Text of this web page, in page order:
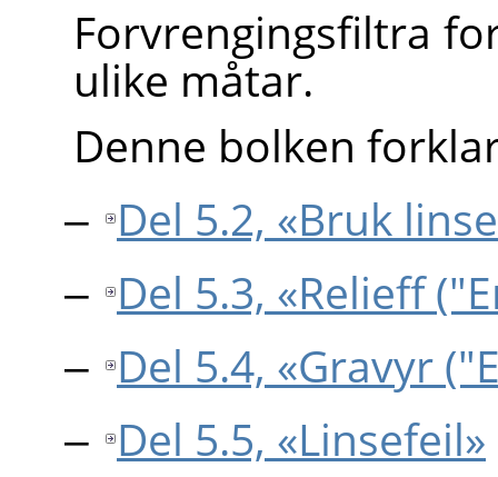
Forvrengingsfiltra
ulike måtar.
Denne bolken
Del 5.2, «Bruk
Del 5.3, «Relieff
Del 5.4, «Gravyr
Del 5.5, «Linsefeil»